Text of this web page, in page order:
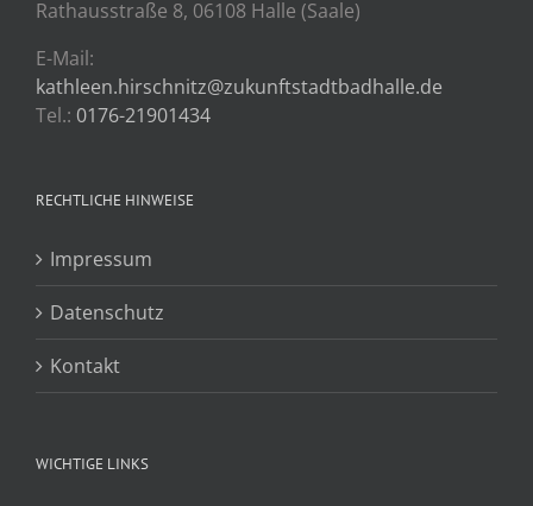
Rathausstraße 8, 06108 Halle (Saale)
E-Mail:
kathleen.hirschnitz@zukunftstadtbadhalle.de
Tel.: 0176-21901434
RECHTLICHE HINWEISE
Impressum
Datenschutz
Kontakt
WICHTIGE LINKS